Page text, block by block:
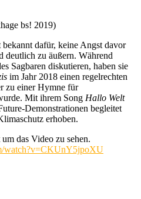
bs! 2019)
bekannt dafür, keine Angst davor
deutlich zu äußern. Während
Sagbaren diskutieren, haben sie
im Jahr 2018 einen regelrechten
zu einer Hymne für
Mit ihrem Song Hallo Welt
Demonstrationen begleitet
erhoben.
das Video zu sehen.
watch?v=CKUnY5jpoXU